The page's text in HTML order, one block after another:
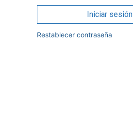
Iniciar sesión
Restablecer contraseña